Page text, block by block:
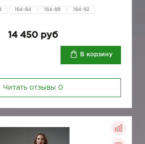
164-84 164-88 164-92
14 450 руб
В корзину
Читать отзывы 0